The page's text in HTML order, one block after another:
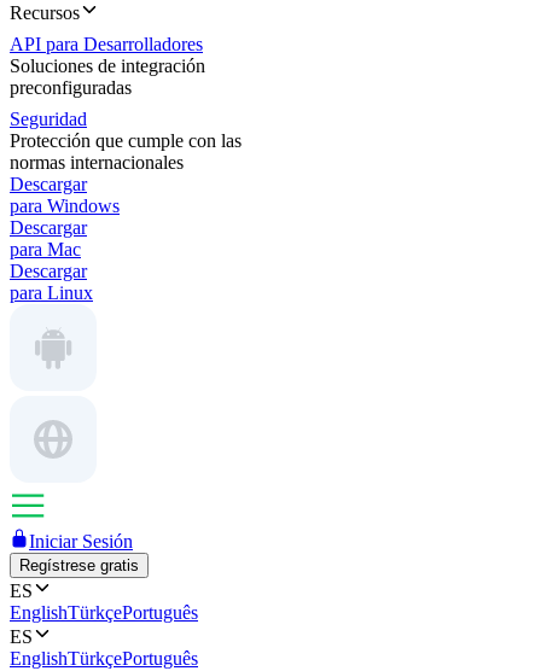
Recursos
API para Desarrolladores
Soluciones de integración
preconfiguradas
Seguridad
Protección que cumple con las
normas internacionales
Descargar
para Windows
Descargar
para Mac
Descargar
para Linux
Iniciar Sesión
Regístrese gratis
ES
EnglishTürkçePortuguês
ES
EnglishTürkçePortuguês